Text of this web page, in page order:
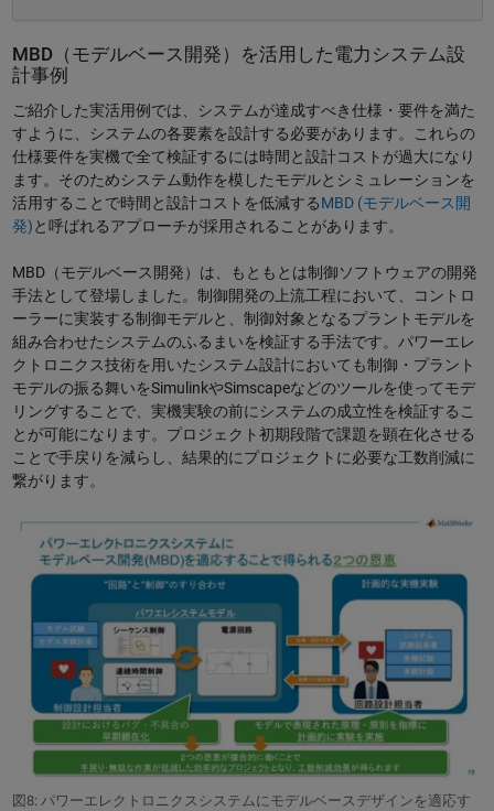
MBD（モデルベース開発）を活用した電力システム設
計事例
ご紹介した実活用例では、システムが達成すべき仕様・要件を満た
すように、システムの各要素を設計する必要があります。これらの
仕様要件を実機で全て検証するには時間と設計コストが過大になり
ます。そのためシステム動作を模したモデルとシミュレーションを
活用することで時間と設計コストを低減するMBD (モデルベース開
発)と呼ばれるアプローチが採用されることがあります。
MBD（モデルベース開発）は、もともとは制御ソフトウェアの開発
手法として登場しました。制御開発の上流工程において、コントロ
ーラーに実装する制御モデルと、制御対象となるプラントモデルを
組み合わせたシステムのふるまいを検証する手法です。パワーエレ
クトロニクス技術を用いたシステム設計においても制御・プラント
モデルの振る舞いをSimulinkやSimscapeなどのツールを使ってモデ
リングすることで、実機実験の前にシステムの成立性を検証するこ
とが可能になります。プロジェクト初期段階で課題を顕在化させる
ことで手戻りを減らし、結果的にプロジェクトに必要な工数削減に
繋がります。
図8: パワーエレクトロニクスシステムにモデルベースデザインを適応す